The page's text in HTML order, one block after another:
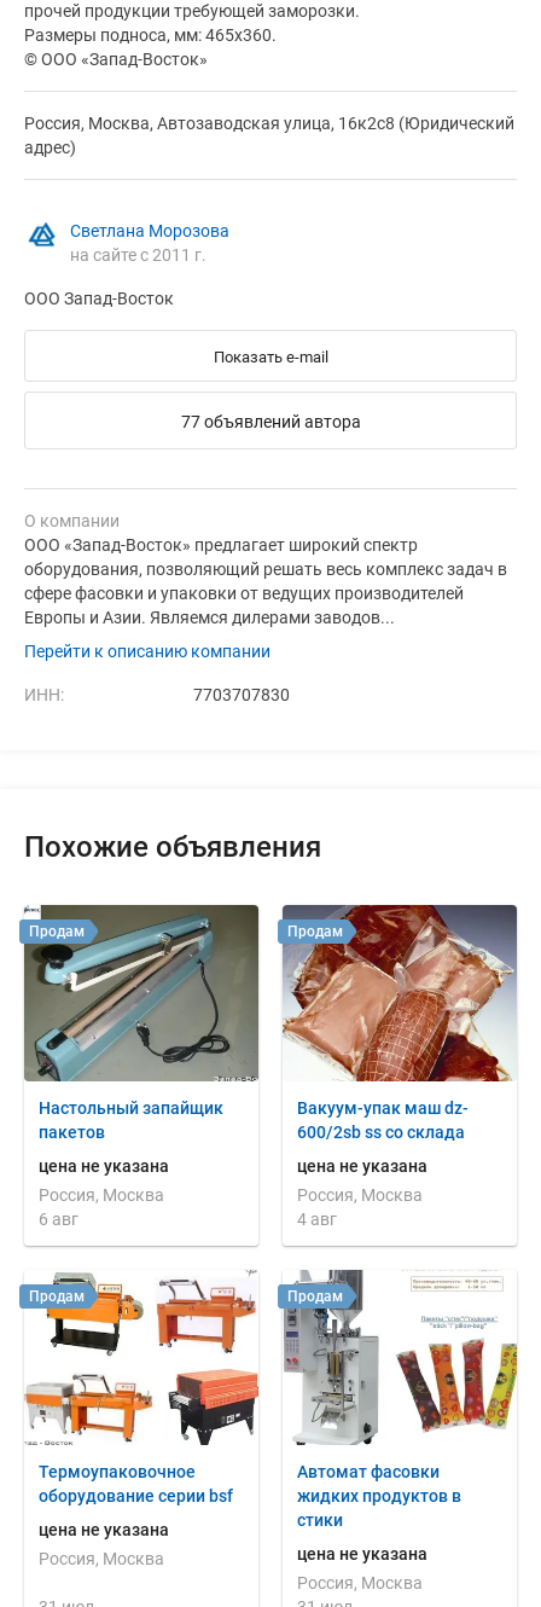
прочей продукции требующей заморозки.
Размеры подноса, мм: 465х360.
© ООО «Запад-Восток»
Россия, Москва, Автозаводская улица, 16к2с8 (Юридический
адрес)
Светлана Морозова
на сайте с 2011 г.
ООО Запад-Восток
Показать e-mail
77 объявлений автора
О компании
ООО «Запад-Восток» предлагает широкий спектр
оборудования, позволяющий решать весь комплекс задач в
сфере фасовки и упаковки от ведущих производителей
Европы и Азии. Являемся дилерами заводов...
Перейти к описанию компании
ИНН: 7703707830
Похожие объявления
Настольный запайщик
пакетов
цена не указана
Россия, Москва
6 авг
Продам
Вакуум-упак маш dz-
600/2sb ss со склада
цена не указана
Россия, Москва
4 авг
Продам
Термоупаковочное
оборудование серии bsf
цена не указана
Россия, Москва
Продам
Автомат фасовки
жидких продуктов в
стики
цена не указана
Россия, Москва
Продам